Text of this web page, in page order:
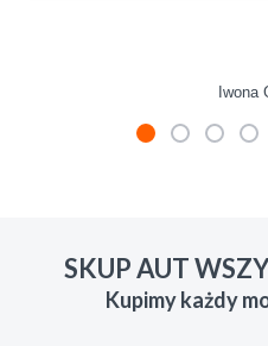
Iwona
roznym stanie i roznym
razem z laweta ten sam
SKUP AUT
Kupimy każdy